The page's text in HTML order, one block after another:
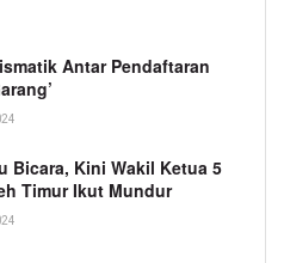
Antar Pendaftaran
Bicara, Kini Wakil Ketua 5
Timur Ikut Mundur